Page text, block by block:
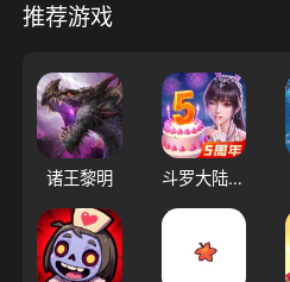
推荐游戏
诸王黎明 斗罗大陆：魂师对决